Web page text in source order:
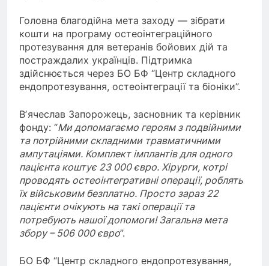
Головна благодійна мета заходу — зібрати
кошти на програму остеоінтеграційного
протезування для ветеранів бойових дій та
постраждалих українців. Підтримка
здійснюється через БО БФ “Центр складного
ендопротезування, остеоінтеграції та біоніки”.
Вʼячеслав Запорожець, засновник та керівник
фонду: “Ми допомагаємо героям з подвійними
та потрійними складними травматичними
ампутаціями. Комплект імплантів для одного
пацієнта коштує 23 000 євро. Хірурги, котрі
проводять остеоінтегративні операції, роблять
їх військовим безплатно. Просто зараз 22
пацієнти очікують на такі операції та
потребують нашої допомоги! Загальна мета
збору – 506 000 євро”.
БО БФ “Центр складного ендопротезування,